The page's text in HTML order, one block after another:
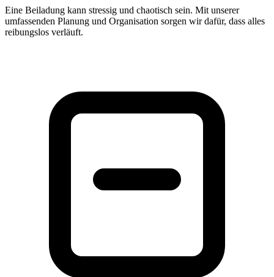
Eine Beiladung kann stressig und chaotisch sein. Mit unserer
umfassenden Planung und Organisation sorgen wir dafür, dass alles
reibungslos verläuft.